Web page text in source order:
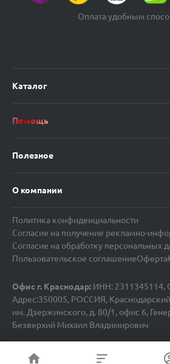
Каталог
Помощь
Полезное
О компании
Политика конфиденциальности
Согласие на получение рекламно-
Согласие на обработку персональных
Пользовательское соглашениеОферта
Оплата удобным
Офис г. Краснодар: ИНН: 2311345114,
Адрес:350005, РОССИЯ, Краснодарский
им. Дзержинского, д. 80/1, офис 6,
Безверхий Михаил Владимирович